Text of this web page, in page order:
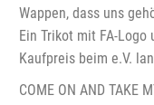
Wappen, dass uns
Ein Trikot mit FA-Logo
Kaufpreis beim e.V.
COME ON AND TAKE